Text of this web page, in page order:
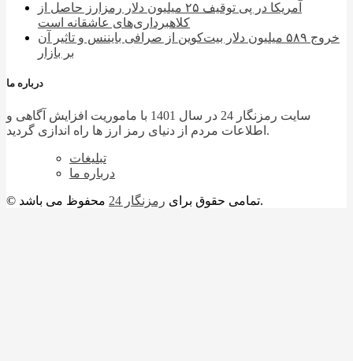
آمریکا در پی توقیف ۲۵ میلیون دلار رمزارز حاصل از
کلاهبرداری‌های عاشقانه است
خروج ۵۸۹ میلیون دلار بیت‌کوین از صرافی بایننس و تاثیر آن
بر بازار
درباره ما
سایت رمزنگار 24 در سال 1401 با ماموریت افزایش آگاهی و
اطلاعات مردم از دنیای رمز ارز ها راه اندازی گردید.
تبلیغات
درباره ما
© تمامی حقوق برای رمزنگار 24 محفوظ می باشد.